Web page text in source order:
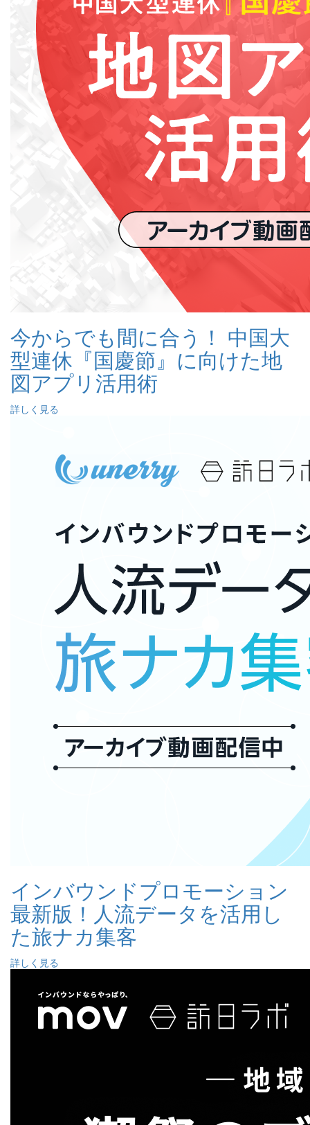
今からでも間に合う！ 中国大
型連休『国慶節』に向けた地
図アプリ活用術
詳しく見る
インバウンドプロモーション
最新版！人流データを活用し
た旅ナカ集客
詳しく見る